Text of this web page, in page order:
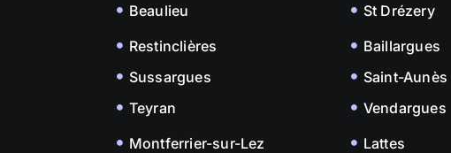
Beaulieu
St Drézery
Restinclières
Sussargues
Teyran
Baillargues
Saint-Aunès
Vendargues
Montferrier-sur-Lez
Lattes